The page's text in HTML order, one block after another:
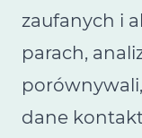
zaufanych i
parach,
dane